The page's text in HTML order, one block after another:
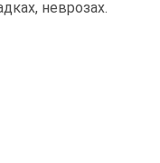
неврозах.